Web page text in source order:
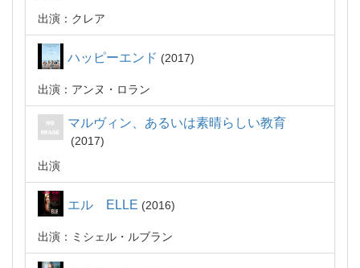
出演：クレア
ハッピーエンド 2017
出演：アンヌ・ロラン
マルヴィン、あるいは素晴らしい教育
2017
出演
エル ELLE 2016
出演：ミシェル・ルブラン